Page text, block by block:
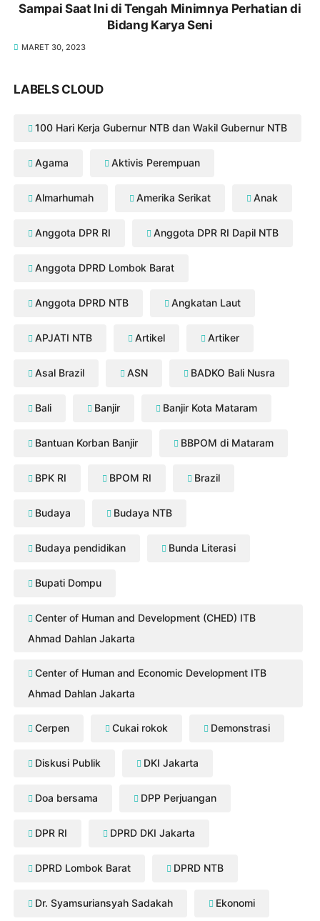
Sampai Saat Ini di Tengah Minimnya Perhatian di
Bidang Karya Seni
MARET 30, 2023
LABELS CLOUD
100 Hari Kerja Gubernur NTB dan Wakil Gubernur NTB
Agama Aktivis Perempuan
Almarhumah Amerika Serikat Anak
Anggota DPR RI Anggota DPR RI Dapil NTB
Anggota DPRD Lombok Barat
Anggota DPRD NTB Angkatan Laut
APJATI NTB Artikel Artiker
Asal Brazil ASN BADKO Bali Nusra
Bali Banjir Banjir Kota Mataram
Bantuan Korban Banjir BBPOM di Mataram
BPK RI BPOM RI Brazil
Budaya Budaya NTB
Budaya pendidikan Bunda Literasi
Bupati Dompu
Center of Human and Development (CHED) ITB
Ahmad Dahlan Jakarta
Center of Human and Economic Development ITB
Ahmad Dahlan Jakarta
Cerpen Cukai rokok Demonstrasi
Diskusi Publik DKI Jakarta
Doa bersama DPP Perjuangan
DPR RI DPRD DKI Jakarta
DPRD Lombok Barat DPRD NTB
Dr. Syamsuriansyah Sadakah Ekonomi